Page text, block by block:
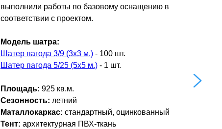
выполнили работы по базовому оснащению в
соответствии с проектом.
Модель шатра:
Шатер пагода 3/9 (3х3 м.) - 100 шт.
Шатер пагода 5/25 (5х5 м.) - 1 шт.
Площадь: 925 кв.м.
Сезонность: летний
Маталлокаркас: стандартный, оцинкованный
Тент: архитектурная ПВХ-ткань